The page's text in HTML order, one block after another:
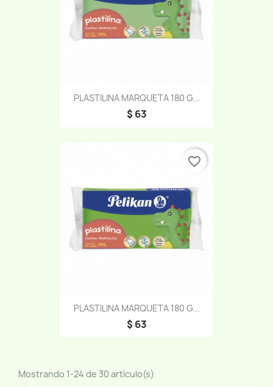
PLASTILINA MARQUETA 180 G...
$ 63
PLASTILINA MARQUETA 180 G...
$ 63
favorite_border
Mostrando 1-24 de 30 artículo(s)